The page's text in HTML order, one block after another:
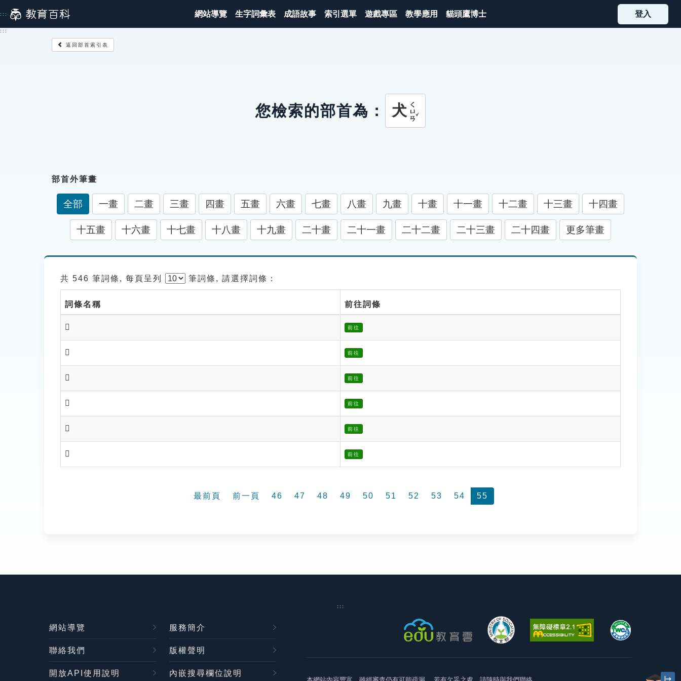
到
主
::: 網站導覽 生字詞彙表 成語故事 索引選單 遊戲專區 教學應用 貓頭鷹博士 登入
:::
返回部首索引表
您檢索的部首為： 犬 ㄑㄩㄢˇ
部首外筆畫
全部 一畫 二畫 三畫 四畫 五畫 六畫 七畫 八畫 九畫 十畫 十一畫 十二畫 十三畫 十四畫
十五畫 十六畫 十七畫 十八畫 十九畫 二十畫 二十一畫 二十二畫 二十三畫 二十四畫 更多筆畫
共 546 筆詞條, 每頁呈列 筆詞條, 請選擇詞條：
詞條名稱 前往詞條
𤱶 前往
𤣜 前往
𤣝 前往
𤣟 前往
𤣠 前往
𤣤 前往
最前頁 前一頁 46 47 48 49 50 51 52 53 54 55
:::
網站導覽 服務簡介
聯絡我們 版權聲明
開放API使用說明 內嵌搜尋欄位說明